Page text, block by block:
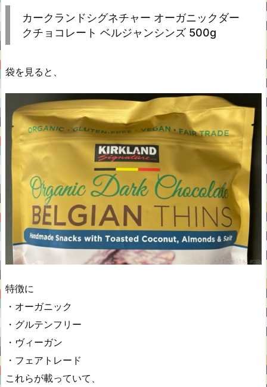
カークランドシグネチャー オーガニックダー
クチョコレート ベルジャンシンズ 500g
袋を見ると、
特徴に
・オーガニック
・グルテンフリー
・ヴィーガン
・フェアトレード
これらが載っていて、